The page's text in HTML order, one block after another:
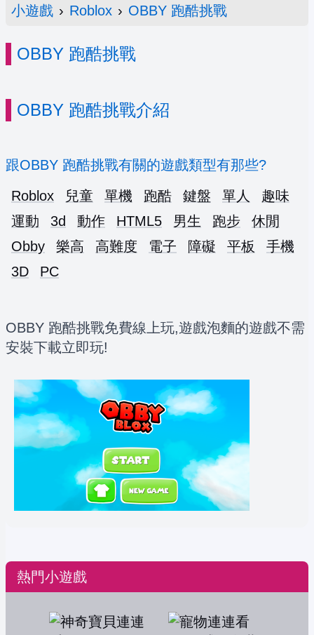
小遊戲 › Roblox › OBBY 跑酷挑戰
OBBY 跑酷挑戰
OBBY 跑酷挑戰介紹
跟OBBY 跑酷挑戰有關的遊戲類型有那些?
Roblox
兒童 單機 跑酷 鍵盤 單人
趣味
運動
3d 動作 HTML5 男生 跑步
休閒
Obby
樂高 高難度 電子 障礙 平板
手機
3D
PC
OBBY 跑酷挑戰免費線上玩,遊戲泡麵的遊戲不需
安裝下載立即玩!
熱門小遊戲